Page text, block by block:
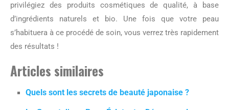
privilégiez des produits cosmétiques de qualité, à base
d’ingrédients naturels et bio. Une fois que votre peau
s’habituera à ce procédé de soin, vous verrez très rapidement
des résultats !
Articles similaires
Quels sont les secrets de beauté japonaise ?